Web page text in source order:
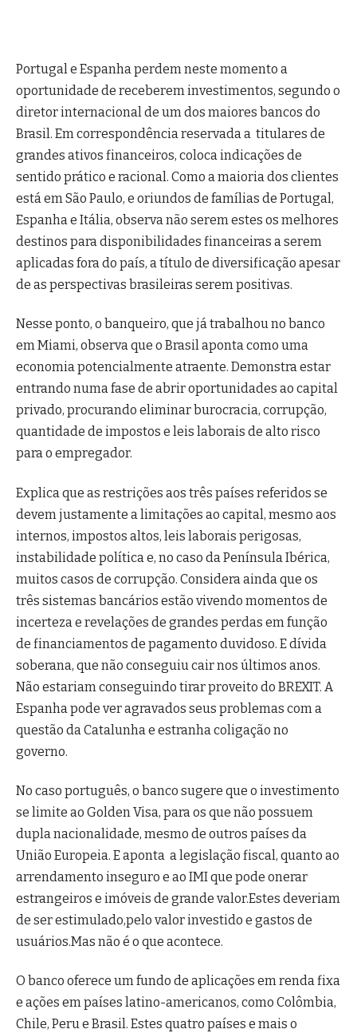
Portugal e Espanha perdem neste momento a
oportunidade de receberem investimentos, segundo o
diretor internacional de um dos maiores bancos do
Brasil. Em correspondência reservada a titulares de
grandes ativos financeiros, coloca indicações de
sentido prático e racional. Como a maioria dos clientes
está em São Paulo, e oriundos de famílias de Portugal,
Espanha e Itália, observa não serem estes os melhores
destinos para disponibilidades financeiras a serem
aplicadas fora do país, a título de diversificação apesar
de as perspectivas brasileiras serem positivas.
Nesse ponto, o banqueiro, que já trabalhou no banco
em Miami, observa que o Brasil aponta como uma
economia potencialmente atraente. Demonstra estar
entrando numa fase de abrir oportunidades ao capital
privado, procurando eliminar burocracia, corrupção,
quantidade de impostos e leis laborais de alto risco
para o empregador.
Explica que as restrições aos três países referidos se
devem justamente a limitações ao capital, mesmo aos
internos, impostos altos, leis laborais perigosas,
instabilidade política e, no caso da Península Ibérica,
muitos casos de corrupção. Considera ainda que os
três sistemas bancários estão vivendo momentos de
incerteza e revelações de grandes perdas em função
de financiamentos de pagamento duvidoso. E dívida
soberana, que não conseguiu cair nos últimos anos.
Não estariam conseguindo tirar proveito do BREXIT. A
Espanha pode ver agravados seus problemas com a
questão da Catalunha e estranha coligação no
governo.
No caso português, o banco sugere que o investimento
se limite ao Golden Visa, para os que não possuem
dupla nacionalidade, mesmo de outros países da
União Europeia. E aponta a legislação fiscal, quanto ao
arrendamento inseguro e ao IMI que pode onerar
estrangeiros e imóveis de grande valor.Estes deveriam
de ser estimulado,pelo valor investido e gastos de
usuários.Mas não é o que acontece.
O banco oferece um fundo de aplicações em renda fixa
e ações em países latino-americanos, como Colômbia,
Chile, Peru e Brasil. Estes quatro países e mais o